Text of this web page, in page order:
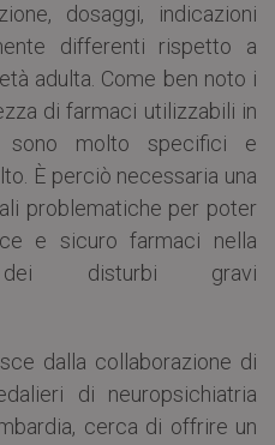
dosaggi, indicazioni
differenti rispetto a
adulta. Come ben noto i
di farmaci utilizzabili in
sono molto specifici e
È perciò necessaria una
problematiche per poter
e sicuro farmaci nella
dei disturbi gravi
dalla collaborazione di
di neuropsichiatria
cerca di offrire un